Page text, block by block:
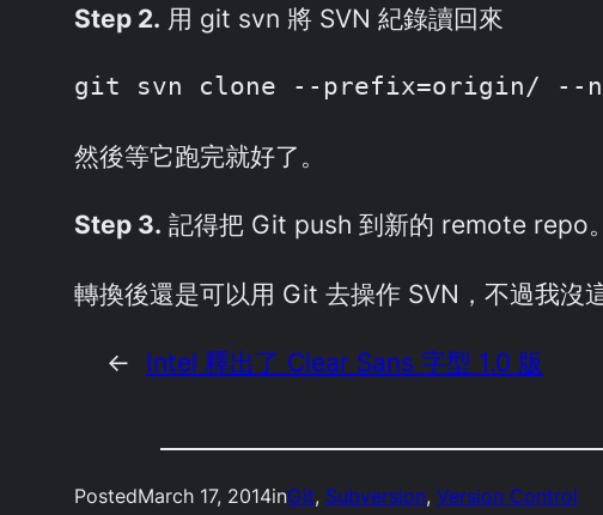
Step 2. 用 git svn 將 SVN 紀錄讀回來
git svn clone --prefix=origin/ --no-
然後等它跑完就好了。
Step 3. 記得把 Git push 到新的 remote repo。
轉換後還是可以用 Git 去操作 SVN，不過我沒
← Intel 釋出了 Clear Sans 字型 1.0 版
PostedMarch 17, 2014inGit, Subversion, Version Control